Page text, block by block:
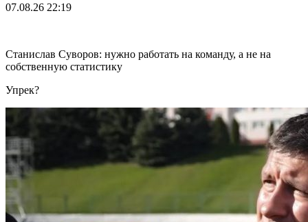
07.08.26 22:19
Станислав Суворов: нужно работать на команду, а не на
собственную статистику
Упрек?